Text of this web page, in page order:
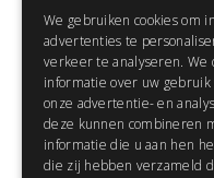
We gebruiken cookies om
advertenties te
verkeer te analyseren. We
informatie over uw
onze advertentie- en
deze kunnen combineren
informatie die u aan hen
die zij hebben verzameld